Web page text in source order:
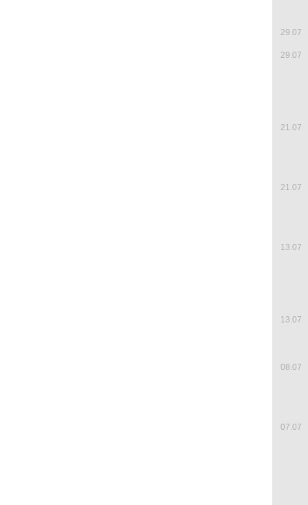
29.07
29.07
21.07
21.07
13.07
13.07
08.07
07.07